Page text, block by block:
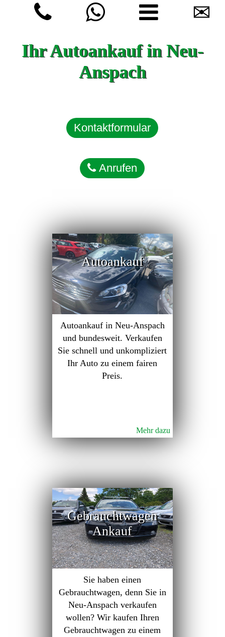
✉
Ihr Autoankauf in Neu-
Anspach
Kontaktformular
Anrufen
Autoankauf
Autoankauf in Neu-Anspach
und bundesweit. Verkaufen
Sie schnell und unkompliziert
Ihr Auto zu einem fairen
Preis.
Mehr dazu
Gebrauchtwagen
Ankauf
Sie haben einen
Gebrauchtwagen, denn Sie in
Neu-Anspach verkaufen
wollen? Wir kaufen Ihren
Gebrauchtwagen zu einem